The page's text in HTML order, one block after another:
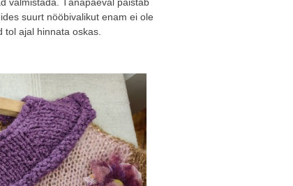
suurt nööbivalikut enam ei ole
ajal hinnata oskas.